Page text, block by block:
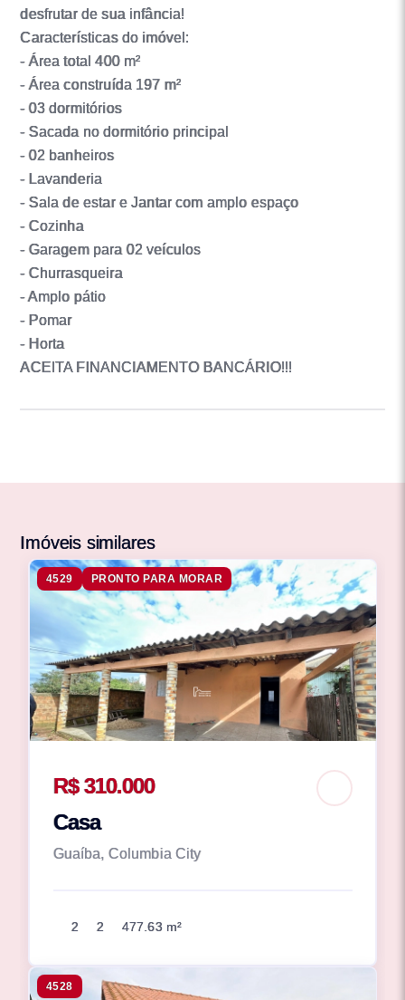
desfrutar de sua infância!
Características do imóvel:
- Área total 400 m²
- Área construída 197 m²
- 03 dormitórios
- Sacada no dormitório principal
- 02 banheiros
- Lavanderia
- Sala de estar e Jantar com amplo espaço
- Cozinha
- Garagem para 02 veículos
- Churrasqueira
- Amplo pátio
- Pomar
- Horta
ACEITA FINANCIAMENTO BANCÁRIO!!!
Imóveis similares
4529 PRONTO PARA MORAR
R$ 310.000
Casa
Guaíba, Columbia City
2 2 477.63 m²
4528